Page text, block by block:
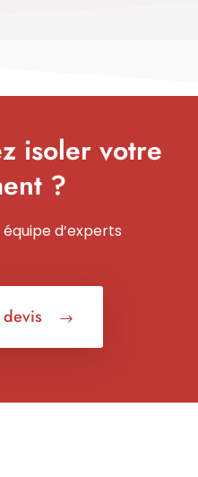
isoler votre
?
d’experts